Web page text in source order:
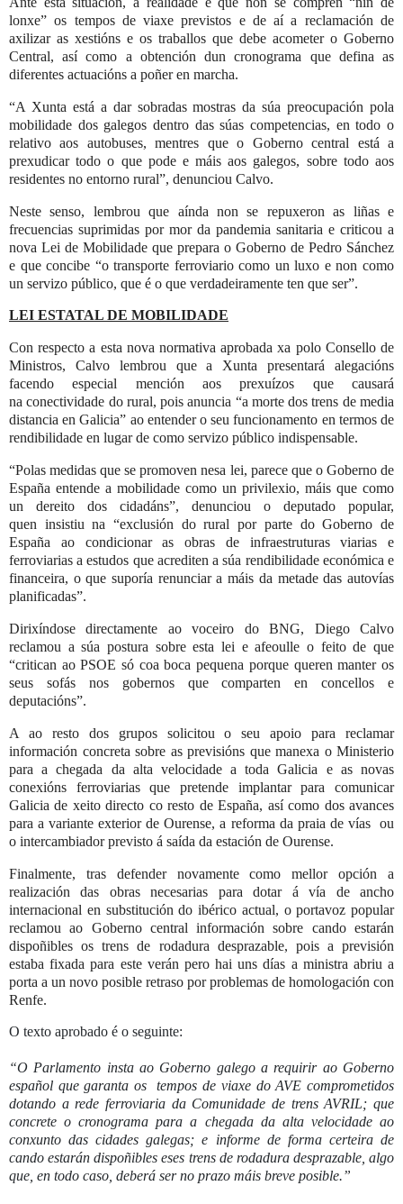
lonxe” os tempos de viaxe previstos e de aí a reclamación de
axilizar as xestións e os traballos que debe acometer o Goberno
Central, así como a obtención dun cronograma que defina as
diferentes actuacións a poñer en marcha.
“A Xunta está a dar sobradas mostras da súa preocupación pola
mobilidade dos galegos dentro das súas competencias, en todo o
relativo aos autobuses, mentres que o Goberno central está a
prexudicar todo o que pode e máis aos galegos, sobre todo aos
residentes no entorno rural”, denunciou Calvo.
Neste senso, lembrou que aínda non se repuxeron as liñas e
frecuencias suprimidas por mor da pandemia sanitaria e criticou a
nova Lei de Mobilidade que prepara o Goberno de Pedro Sánchez
e que concibe “o transporte ferroviario como un luxo e non como
un servizo público, que é o que verdadeiramente ten que ser”.
LEI ESTATAL DE MOBILIDADE
Con respecto a esta nova normativa aprobada xa polo Consello de
Ministros, Calvo lembrou que a Xunta presentará alegacións
facendo especial mención aos prexuízos que causará
na conectividade do rural, pois anuncia “a morte dos trens de media
distancia en Galicia” ao entender o seu funcionamento en termos de
rendibilidade en lugar de como servizo público indispensable.
“Polas medidas que se promoven nesa lei, parece que o Goberno de
España entende a mobilidade como un privilexio, máis que como
un dereito dos cidadáns”, denunciou o deputado popular,
quen insistiu na “exclusión do rural por parte do Goberno de
España ao condicionar as obras de infraestruturas viarias e
ferroviarias a estudos que acrediten a súa rendibilidade económica e
financeira, o que suporía renunciar a máis da metade das autovías
planificadas”.
Dirixíndose directamente ao voceiro do BNG, Diego Calvo
reclamou a súa postura sobre esta lei e afeoulle o feito de que
“critican ao PSOE só coa boca pequena porque queren manter os
seus sofás nos gobernos que comparten en concellos e
deputacións”.
A ao resto dos grupos solicitou o seu apoio para reclamar
información concreta sobre as previsións que manexa o Ministerio
para a chegada da alta velocidade a toda Galicia e as novas
conexións ferroviarias que pretende implantar para comunicar
Galicia de xeito directo co resto de España, así como dos avances
para a variante exterior de Ourense, a reforma da praia de vías ou
o intercambiador previsto á saída da estación de Ourense.
Finalmente, tras defender novamente como mellor opción a
realización das obras necesarias para dotar á vía de ancho
internacional en substitución do ibérico actual, o portavoz popular
reclamou ao Goberno central información sobre cando estarán
dispoñibles os trens de rodadura desprazable, pois a previsión
estaba fixada para este verán pero hai uns días a ministra abriu a
porta a un novo posible retraso por problemas de homologación con
Renfe.
O texto aprobado é o seguinte:
“O Parlamento insta ao Goberno galego a requirir ao Goberno
español que garanta os tempos de viaxe do AVE comprometidos
dotando a rede ferroviaria da Comunidade de trens AVRIL; que
concrete o cronograma para a chegada da alta velocidade ao
conxunto das cidades galegas; e informe de forma certeira de
cando estarán dispoñibles eses trens de rodadura desprazable, algo
que, en todo caso, deberá ser no prazo máis breve posible.”